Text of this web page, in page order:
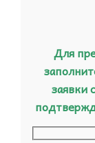
Для
заявки